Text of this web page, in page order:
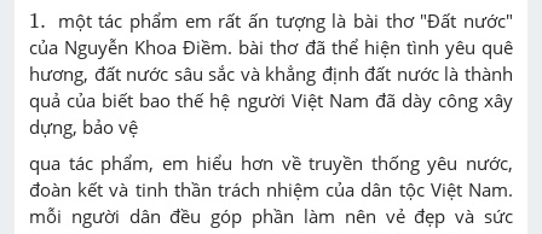
1.
1 một tác phẩm em rất ấn tượng là bài thơ "Đất nước"
của Nguyễn Khoa Điềm. bài thơ đã thể hiện tình yêu quê
hương, đất nước sâu sắc và khẳng định đất nước là thành
quả của biết bao thế hệ người Việt Nam đã dày công xây
dựng, bảo vệ
qua tác phẩm, em hiểu hơn về truyền thống yêu nước,
đoàn kết và tinh thần trách nhiệm của dân tộc Việt Nam.
mỗi người dân đều góp phần làm nên vẻ đẹp và sức